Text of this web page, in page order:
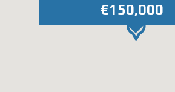
€150,000